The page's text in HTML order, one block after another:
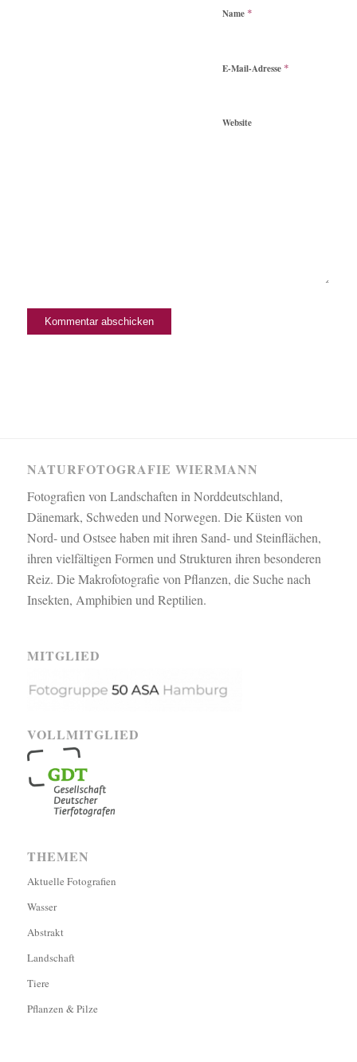
Name *
E-Mail-Adresse *
Website
NATURFOTOGRAFIE WIERMANN
Fotografien von Landschaften in Norddeutschland,
Dänemark, Schweden und Norwegen. Die Küsten von
Nord- und Ostsee haben mit ihren Sand- und Steinflächen,
ihren vielfältigen Formen und Strukturen ihren besonderen
Reiz. Die Makrofotografie von Pflanzen, die Suche nach
Insekten, Amphibien und Reptilien.
MITGLIED
VOLLMITGLIED
THEMEN
Aktuelle Fotografien
Wasser
Abstrakt
Landschaft
Tiere
Pflanzen & Pilze